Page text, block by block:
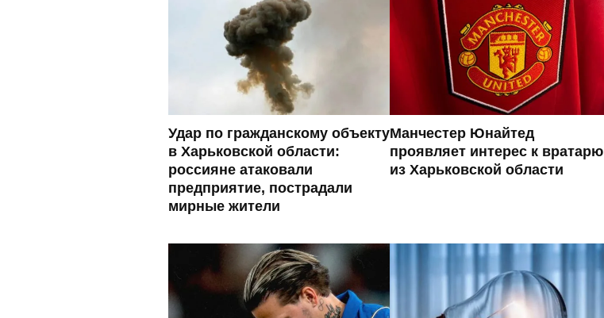
Удар по гражданскому объекту
в Харьковской области:
россияне атаковали
предприятие, пострадали
мирные жители
Манчестер Юнайтед
проявляет интерес к вратарю
из Харьковской области